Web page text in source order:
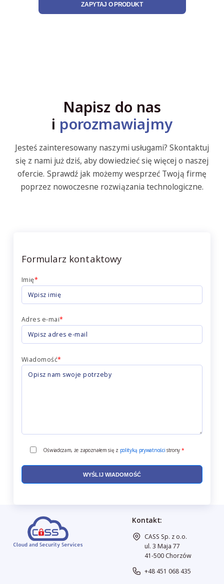
ZAPYTAJ O PRODUKT
Napisz do nas
i porozmawiajmy
Jesteś zainteresowany naszymi usługami? Skontaktuj
się z nami już dziś, aby dowiedzieć się więcej o naszej
ofercie. Sprawdź jak możemy wesprzeć Twoją firmę
poprzez nowoczesne rozwiązania technologiczne.
Formularz kontaktowy
Imię*
Adres e-mai*
Wiadomość*
Oświadczam, że zapoznałem się z polityką prywatności strony *
Kontakt:
CASS Sp. z o.o.
ul. 3 Maja 77
41-500 Chorzów
+48 451 068 435